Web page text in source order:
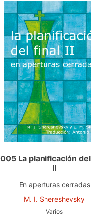
005 La planificación
II
En aperturas cerradas
M. I. Shereshevsky
Varios